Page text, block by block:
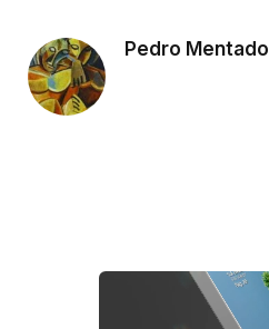
Pedro Mentado